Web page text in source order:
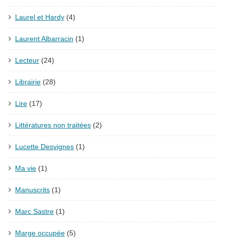
Laurel et Hardy (4)
Laurent Albarracin (1)
Lecteur (24)
Librairie (28)
Lire (17)
Littératures non traitées (2)
Lucette Desvignes (1)
Ma vie (1)
Manuscrits (1)
Marc Sastre (1)
Marge occupée (5)